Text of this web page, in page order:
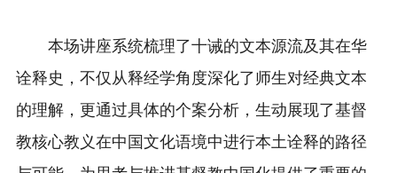
本场讲座系统梳理了十诫的文本源流及其在华
诠释史，不仅从释经学角度深化了师生对经典文本
的理解，更通过具体的个案分析，生动展现了基督
教核心教义在中国文化语境中进行本土诠释的路径